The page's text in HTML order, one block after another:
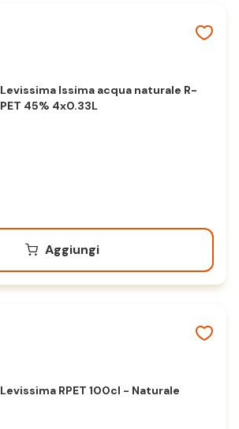
Levissima Issima acqua naturale R-
PET 45% 4x0.33L
Aggiungi
Levissima RPET 100cl - Naturale